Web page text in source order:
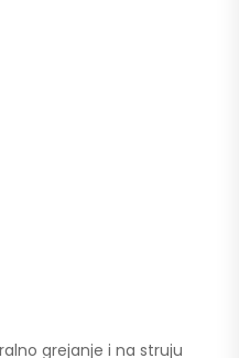
grejanje i na struju